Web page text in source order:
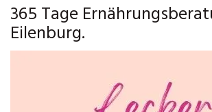
365 Tage
Eilenburg.